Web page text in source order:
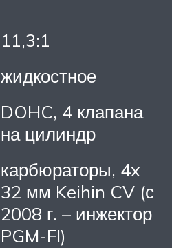
11,3:1
жидкостное
DOHC, 4 клапана
на цилиндр
карбюраторы, 4x
32 мм Keihin CV (с
2008 г. – инжектор
PGM-FI)